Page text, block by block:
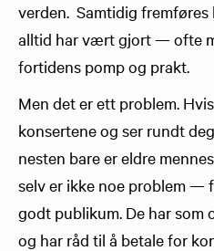
verden. Samtidig fremføres
alltid har vært gjort — ofte
fortidens pomp og prakt.
Men det er ett problem.
konsertene og ser rundt
nesten bare er eldre
selv er ikke noe problem —
godt publikum. De har som
og har råd til å betale for